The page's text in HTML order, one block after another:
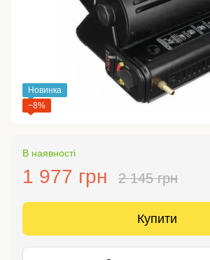
Новинка
−8%
В наявності
1 977 грн 2 145 грн
Купити